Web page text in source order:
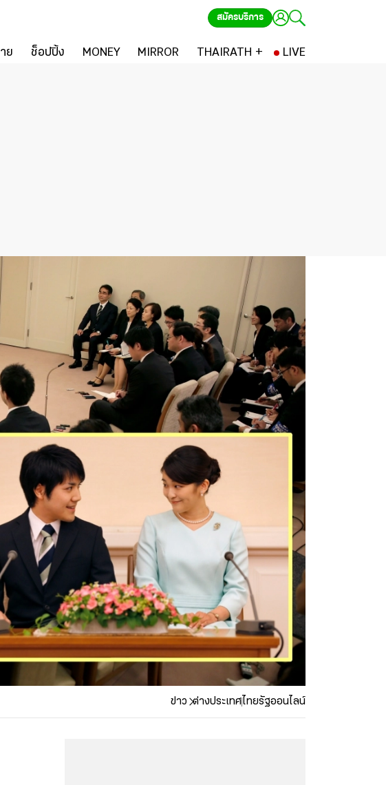
สมัครบริการ
ย ช็อปปิ้ง MONEY MIRROR THAIRATH + LIVE
ข่าว ต่างประเทศไทยรัฐออนไลน์